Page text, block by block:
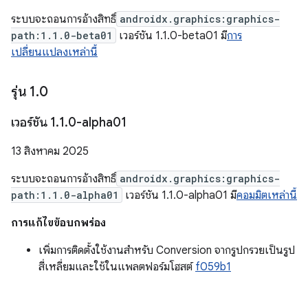
ระบบจะถอนการอ้างสิทธิ์ androidx.graphics:graphics-
path:1.1.0-beta01
เวอร์ชัน 1.1.0-beta01 มีการ
เปลี่ยนแปลงเหล่านี้
รุ่น 1.0
เวอร์ชัน 1.1.0-alpha01
13 สิงหาคม 2025
ระบบจะถอนการอ้างสิทธิ์ androidx.graphics:graphics-
path:1.1.0-alpha01
เวอร์ชัน 1.1.0-alpha01 มีคอมมิตเหล่านี้
การแก้ไขข้อบกพร่อง
เพิ่มการติดตั้งใช้งานสําหรับ Conversion จากรูปกรวยเป็นรูป
สี่เหลี่ยมและใช้ในแพลตฟอร์มโฮสต์f059b1